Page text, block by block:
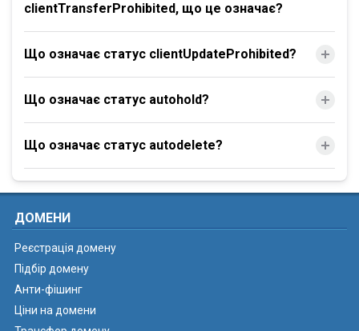
clientTransferProhibited, що це означає?
Що означає статус clientUpdateProhibited?
Що означає статус autohold?
Що означає статус autodelete?
ДОМЕНИ
Реєстрація домену
Підбір домену
Анти-фішинг
Ціни на домени